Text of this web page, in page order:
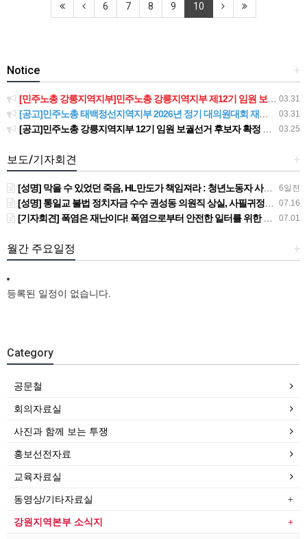
6 7 8 9 10
+
Notice
03.31
[민주노총 강릉지역지부]민주노총 강릉지역지부 제12기 임원 보궐선거결과 공고
03.31
[공고]민주노총 태백정선지역지부 2026년 정기 대의원대회 재소집 건
03.25
[공고]민주노총 강릉지역지부 12기 임원 보궐선거 후보자 확정 공고
+
보도/기자회견
6일전
[성명] 막을 수 있었던 죽음, HL만도가 책임져라 : 청년노동자 사망사고의 철저한 진상규명과 재발방지 대책 마련하라
07.16
[성명] 통일교 불법 정치자금 수수 권성동 의원직 상실, 사필귀정이다
07.01
[기자회견] 폭염은 재난이다! 폭염으로부터 안전한 일터를 위한 민주노총 강원지역본부 폭염감시단 선포 기자회견
+
월간 주요일정
등록된 일정이 없습니다.
Category
공문철
회의자료실
사진과 함께 보는 투쟁
홍보선전자료
교육자료실
동영상/기타자료실
강원지역본부 소식지